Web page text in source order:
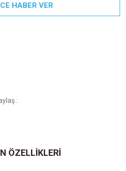
HABER VER
:
ÖZELLİKLERİ